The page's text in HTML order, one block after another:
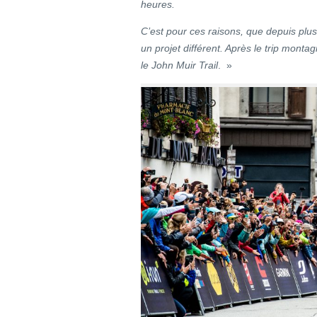
heures.
C’est pour ces raisons, que depuis
un projet différent. Après le trip
le John Muir Trail. »